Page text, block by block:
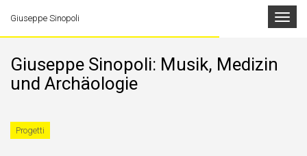
Toggle
Giuseppe Sinopoli
Giuseppe Sinopoli: Musik, Medizin
und Archäologie
Progetti